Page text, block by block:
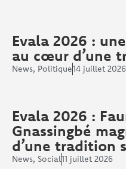
Evala 2026 :
au cœur d’une
News, Politique14 juillet 2026
Evala 2026 :
Gnassingbé
d’une tradition
News, Social11 juillet 2026